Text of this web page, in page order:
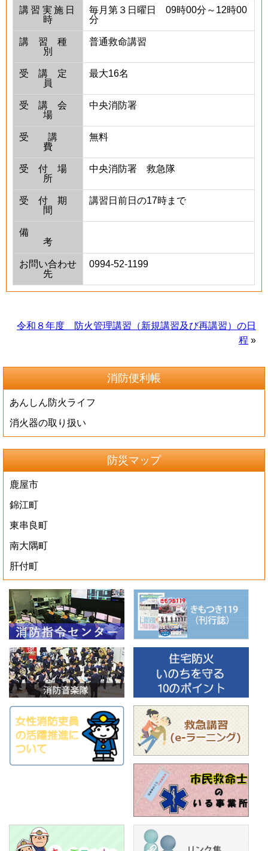
講習実施日
時
毎月第３日曜日 09時00分～12時00
分
講習種
別
普通救命講習
受講定
員
最大16名
受講会
場
中央消防署
受講
費
無料
受付場
所
中央消防署 救急隊
受付期
間
講習日前日の17時まで
備
考
お問い合わせ
先
0994-52-1199
令和８年度 防火管理講習（新規講習及び再講習）の日
程 »
消防便利帳
あんしん防火ライフ
消火器の取り扱い
防災マップ
鹿屋市
錦江町
東串良町
南大隅町
肝付町